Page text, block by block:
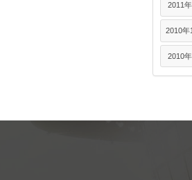
2011
2010年
2010